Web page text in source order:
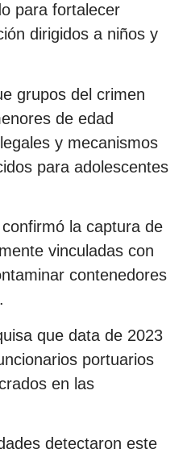
para fortalecer
dirigidos a niños y
grupos del crimen
de edad
y mecanismos
para adolescentes
la captura de
vinculadas con
contenedores
que data de 2023
portuarios
en las
detectaron este